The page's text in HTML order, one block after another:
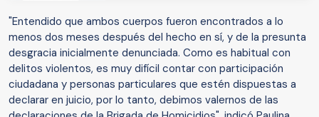
"Entendido que ambos cuerpos fueron encontrados a lo
menos dos meses después del hecho en sí, y de la presunta
desgracia inicialmente denunciada. Como es habitual con
delitos violentos, es muy difícil contar con participación
ciudadana y personas particulares que estén dispuestas a
declarar en juicio, por lo tanto, debimos valernos de las